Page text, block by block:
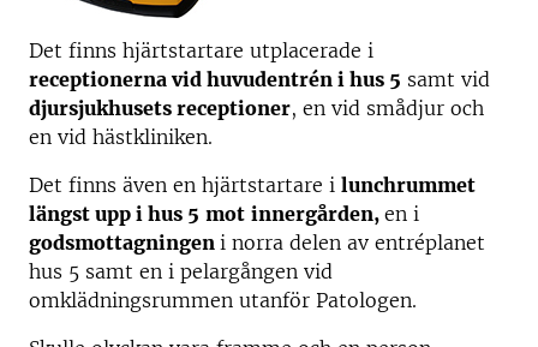
Det finns hjärtstartare utplacerade i
receptionerna vid huvudentrén i hus 5 samt vid
djursjukhusets receptioner, en vid smådjur och
en vid hästkliniken.
Det finns även en hjärtstartare i lunchrummet
längst upp i hus 5 mot innergården, en i
godsmottagningen i norra delen av entréplanet
hus 5 samt en i pelargången vid
omklädningsrummen utanför Patologen.